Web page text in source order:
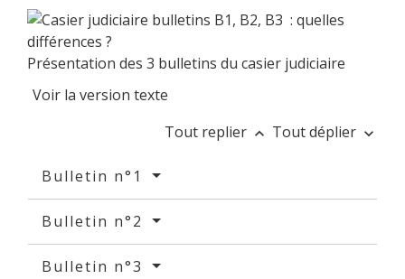
Présentation des 3 bulletins du casier judiciaire
Voir la version texte
Tout replier keyboard_arrow_up Tout déplier keyboard_arrow_down
Bulletin n°1
Bulletin n°2
Bulletin n°3